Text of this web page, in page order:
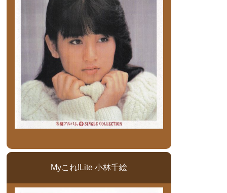
Myこれ!Lite 小林千絵